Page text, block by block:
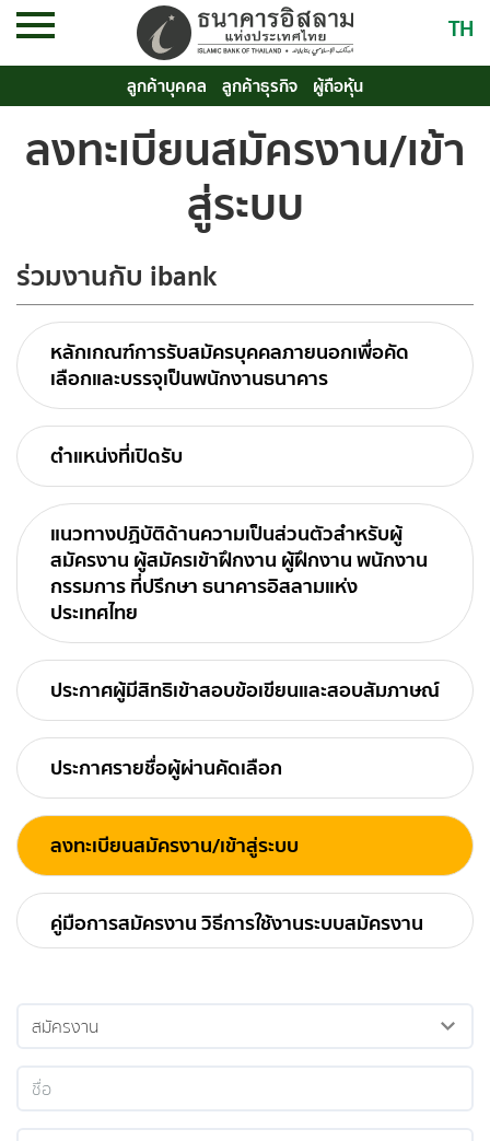
TH
ลูกค้าบุคคล ลูกค้าธุรกิจ ผู้ถือหุ้น
ลงทะเบียนสมัครงาน/เข้า
สู่ระบบ
ร่วมงานกับ ibank
หลักเกณฑ์การรับสมัครบุคคลภายนอกเพื่อคัด
เลือกและบรรจุเป็นพนักงานธนาคาร
ตำแหน่งที่เปิดรับ
แนวทางปฏิบัติด้านความเป็นส่วนตัวสำหรับผู้
สมัครงาน ผู้สมัครเข้าฝึกงาน ผู้ฝึกงาน พนักงาน
กรรมการ ที่ปรึกษา ธนาคารอิสลามแห่ง
ประเทศไทย
ประกาศผู้มีสิทธิเข้าสอบข้อเขียนและสอบสัมภาษณ์
ประกาศรายชื่อผู้ผ่านคัดเลือก
ลงทะเบียนสมัครงาน/เข้าสู่ระบบ
คู่มือการสมัครงาน วิธีการใช้งานระบบสมัครงาน